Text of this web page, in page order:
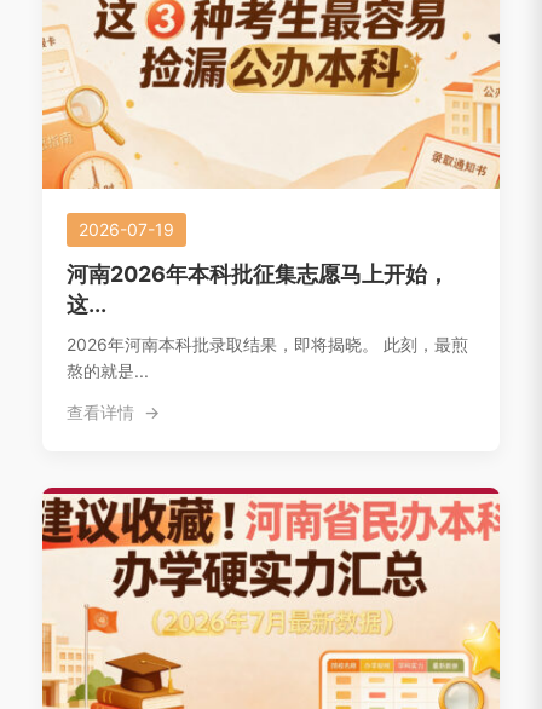
2026-07-19
河南2026年本科批征集志愿马上开始，
这...
2026年河南本科批录取结果，即将揭晓。 此刻，最煎
熬的就是...
查看详情